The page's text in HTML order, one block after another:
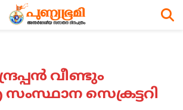
വീണ്ടും
സെക്രട്ടറി